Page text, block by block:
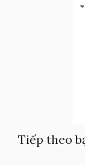
Tiếp theo